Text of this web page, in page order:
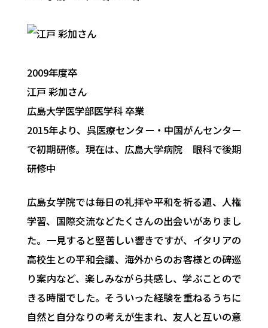
2009年度卒
江戸 彩加さん
広島大学医学部医学科 卒業
2015年より、呉医療センター・中国がんセンター
で初期研修。現在は、広島大学病院 眼科で後期
研修中
広島女学院では毎日の礼拝や平和を祈る週、人権
学習、国際交流などたくさんの出会いがありまし
た。一見すると堅苦しい響きですが、イタリアの
高校生との平和会議、海外からのお客様との碑巡
り案内など、楽しみながら共感し、学ぶことので
きる時間でした。そういった経験を重ねるうちに
自然と自分なりの考えが生まれ、友人と互いの意